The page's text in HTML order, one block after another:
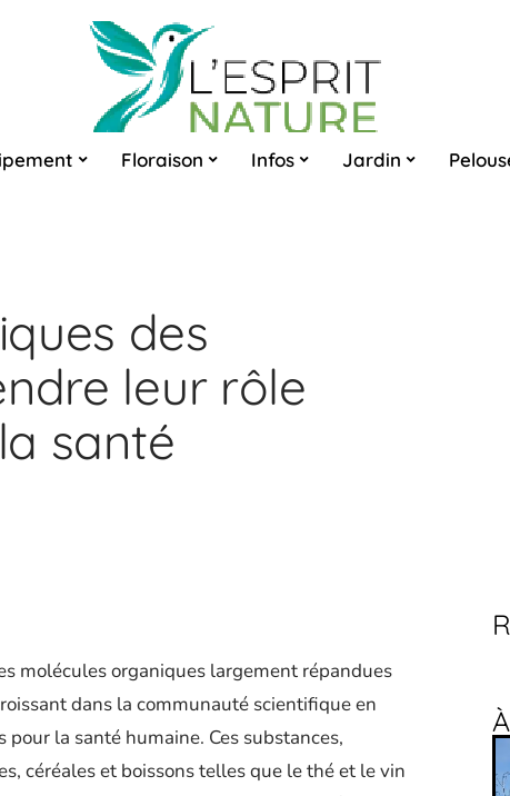
Floraison Infos Jardin
des
leur rôle
santé
molécules organiques largement répandues
dans la communauté scientifique en
la santé humaine. Ces substances,
céréales et boissons telles que le thé et le vin